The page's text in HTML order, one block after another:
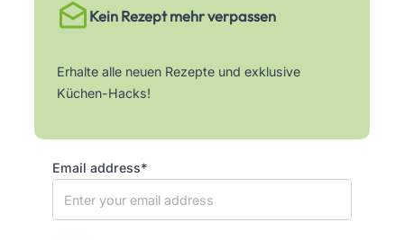
Kein Rezept mehr verpassen
Erhalte alle neuen Rezepte und exklusive
Küchen-Hacks!
Email address*